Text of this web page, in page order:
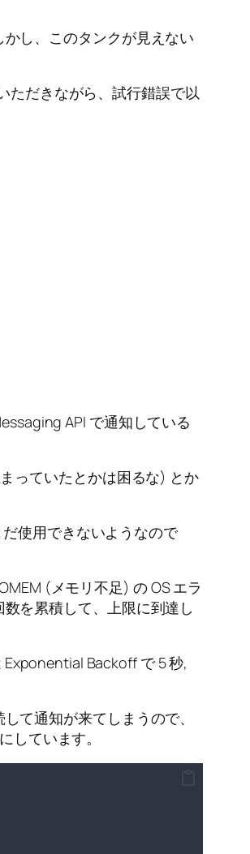
し、このタンクが見えない
ただきながら、試行錯誤で以
API で通知している
っていたとかは困るな) とか
使用できないようなので
(メモリ不足) の OS エラ
を累積して、上限に到達し
Backoff で 5 秒,
て通知が来てしまうので、
しています。